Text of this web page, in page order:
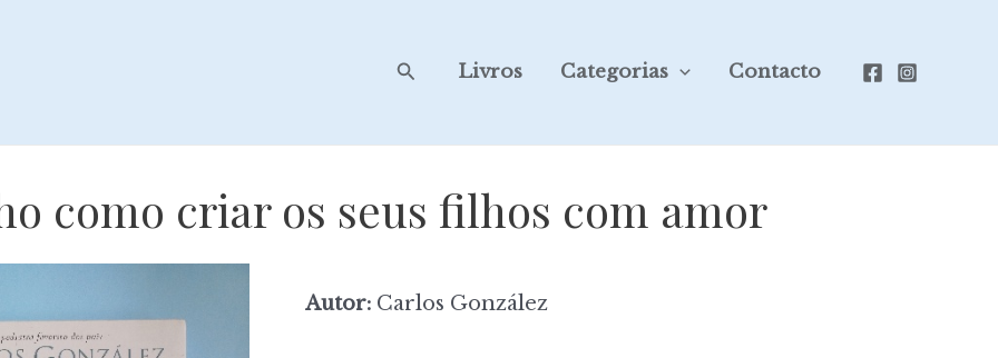
SearchLivros Categorias Contacto
como criar os seus filhos com amor
Autor: Carlos González